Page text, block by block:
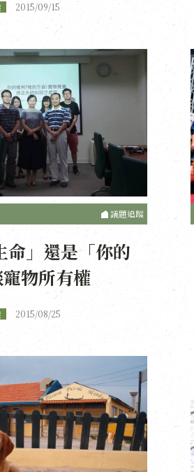
2015/09/15
議題追蹤
命」還是「你的
物所有權
2015/08/25